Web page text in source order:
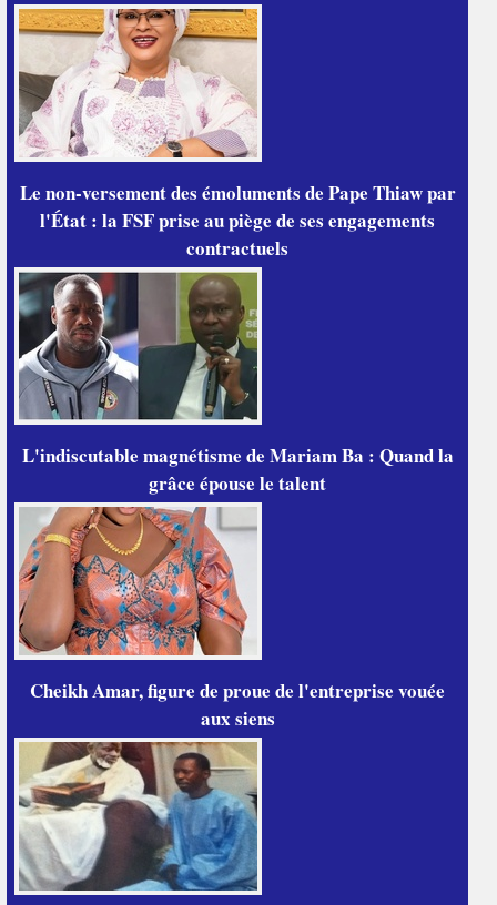
Le non-versement des émoluments de Pape Thiaw par
l'État : la FSF prise au piège de ses engagements
contractuels
L'indiscutable magnétisme de Mariam Ba : Quand la
grâce épouse le talent
Cheikh Amar, figure de proue de l'entreprise vouée
aux siens